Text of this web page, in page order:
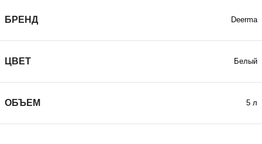
БРЕНД Deerma
ЦВЕТ Белый
ОБЪЕМ 5 л